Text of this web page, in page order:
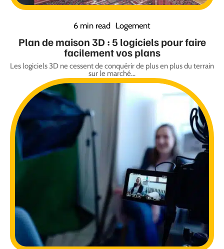
6 min read Logement
Plan de maison 3D : 5 logiciels pour faire
facilement vos plans
Les logiciels 3D ne cessent de conquérir de plus en plus du terrain
sur le marché…